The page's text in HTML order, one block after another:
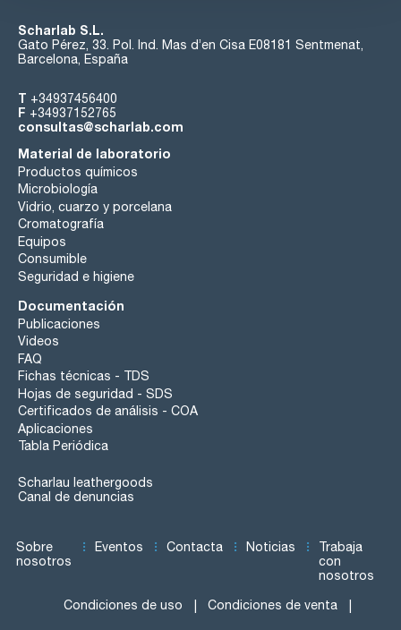
Scharlab S.L.
Gato Pérez, 33. Pol. Ind. Mas d’en Cisa E08181 Sentmenat,
Barcelona, España
T +34937456400
F +34937152765
consultas@scharlab.com
Material de laboratorio
Productos químicos
Microbiología
Vidrio, cuarzo y porcelana
Cromatografía
Equipos
Consumible
Seguridad e higiene
Documentación
Publicaciones
Videos
FAQ
Fichas técnicas - TDS
Hojas de seguridad - SDS
Certificados de análisis - COA
Aplicaciones
Tabla Periódica
Scharlau leathergoods
Canal de denuncias
Sobre
nosotros
Eventos Contacta Noticias
Trabaja
con
nosotros
Condiciones de uso Condiciones de venta